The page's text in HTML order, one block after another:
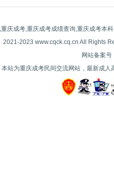
庆成考,重庆成考成绩查询,重庆成考本
2021-2023 www.cqck.cq.cn All Rights
网站备案号
本站为重庆成考民间交流网站，最新成